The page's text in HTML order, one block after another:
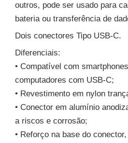
outros, pode ser usado para
bateria ou transferência de
Dois conectores Tipo USB-C.
Diferenciais:
• Compatível com
computadores com USB-C;
• Revestimento em nylon
• Conector em alumínio
a riscos e corrosão;
• Reforço na base do